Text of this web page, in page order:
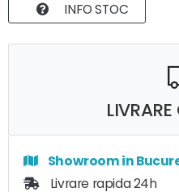
INFO STOC
Showroom in
Livrare rapida 24h